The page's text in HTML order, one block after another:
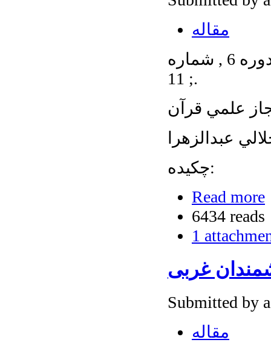
مقاله
عنوان نشریه: منهاج : پاييز و زمستان 1389 , دوره 6 , شماره
11 ;.
علمي قرآن
عبدالزهرا
چکیده:
Read more
6434 reads
1
غربی
Submitted by
مقاله